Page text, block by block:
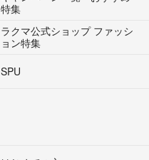
特集
ラクマ公式ショップ ファッシ
ョン特集
SPU